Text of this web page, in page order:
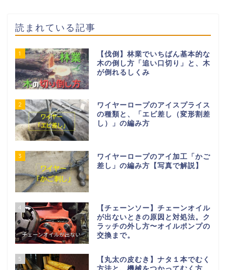
読まれている記事
1
【伐倒】林業でいちばん基本的な
木の倒し方「追い口切り」と、木
が倒れるしくみ
2
ワイヤーロープのアイスプライス
の種類と、「エビ差し（変形割差
し）」の編み方
3
ワイヤーロープのアイ加工「かご
差し」の編み方【写真で解説】
4
【チェーンソー】チェーンオイル
が出ないときの原因と対処法。ク
ラッチの外し方〜オイルポンプの
交換まで。
5
【丸太の皮むき】ナタ１本でむく